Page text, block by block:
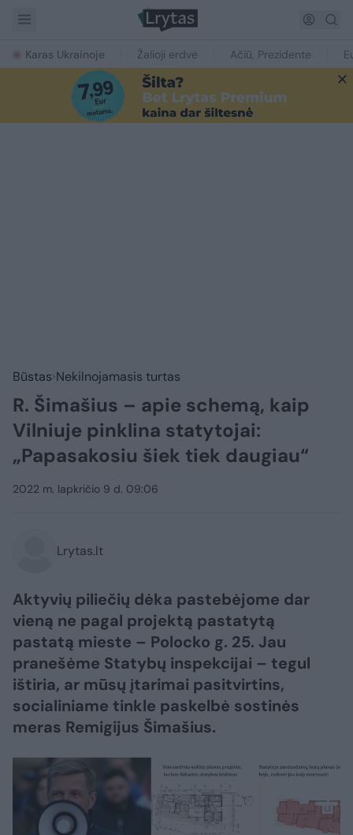
Karas Ukrainoje Žalioji erdvė Ačiū, Prezidente
Būstas Nekilnojamasis turtas
R. Šimašius – apie schemą, kaip
Vilniuje pinklina statytojai:
„Papasakosiu šiek tiek daugiau“
2022 m. lapkričio 9 d. 09:06
Lrytas.lt
Aktyvių piliečių dėka pastebėjome dar
vieną ne pagal projektą pastatytą
pastatą mieste – Polocko g. 25. Jau
pranešėme Statybų inspekcijai – tegul
ištiria, ar mūsų įtarimai pasitvirtins,
socialiniame tinkle paskelbė sostinės
meras Remigijus Šimašius.